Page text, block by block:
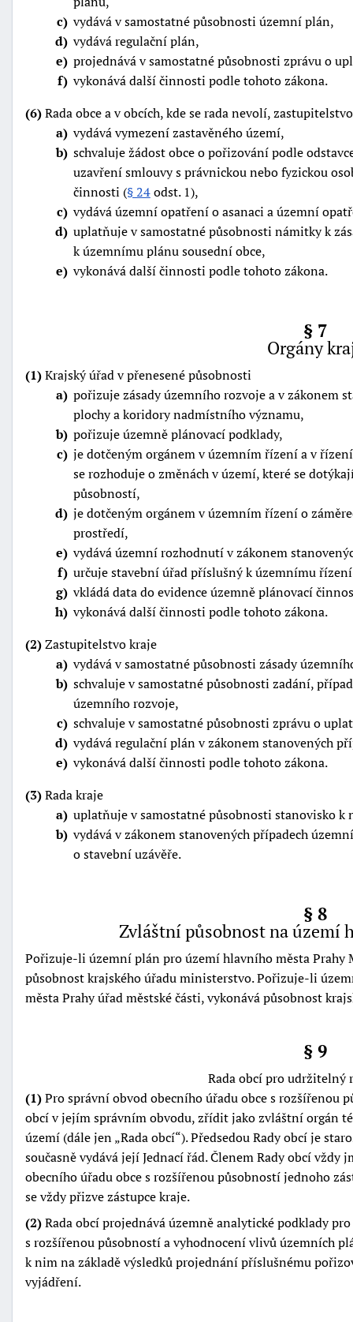
c vydává v samostatné působnosti územní plán,
d vydává regulační plán,
e projednává v samostatné působnosti zprávu o
f vykonává další činnosti podle tohoto zákona.
(6)Rada obce a v obcích, kde se rada nevolí,
a vydává vymezení zastavěného území,
b schvaluje žádost obce o pořizování podle
uzavření smlouvy s právnickou nebo fyzickou
činnosti (§ 24odst. 1),
c vydává územní opatření o asanaci a územní
d uplatňuje v samostatné působnosti námitky k
k územnímu plánu sousední obce,
e vykonává další činnosti podle tohoto zákona.
§ 7
Orgány
(1)Krajský úřad v přenesené působnosti
a pořizuje zásady územního rozvoje a v zákonem
plochy a koridory nadmístního významu,
b pořizuje územně plánovací podklady,
c je dotčeným orgánem v územním řízení a v
se rozhoduje o změnách v území, které se
působností,
d je dotčeným orgánem v územním řízení o
prostředí,
e vydává územní rozhodnutí v zákonem
f určuje stavební úřad příslušný k územnímu
g vkládá data do evidence územně plánovací
h vykonává další činnosti podle tohoto zákona.
(2)Zastupitelstvo kraje
a vydává v samostatné působnosti zásady
b schvaluje v samostatné působnosti zadání,
územního rozvoje,
c schvaluje v samostatné působnosti zprávu o
d vydává regulační plán v zákonem stanovených
e vykonává další činnosti podle tohoto zákona.
(3)Rada kraje
a uplatňuje v samostatné působnosti stanovisko
b vydává v zákonem stanovených případech
o stavební uzávěře.
§ 8
Zvláštní působnost na území
Pořizuje-li územní plán pro území hlavního města Prahy
působnost krajského úřadu ministerstvo. Pořizuje-li
města Prahy úřad městské části, vykonává působnost
§ 9
Rada obcí pro udržitelný
(1)Pro správní obvod obecního úřadu obce s rozšířenou
obcí v jejím správním obvodu, zřídit jako zvláštní orgán
území (dále jen Rada obcí ). Předsedou Rady obcí je
současně vydává její Jednací řád. Členem Rady obcí
obecního úřadu obce s rozšířenou působností jednoho
se vždy přizve zástupce kraje.
(2)Rada obcí projednává územně analytické podklady
s rozšířenou působností a vyhodnocení vlivů územních
k nim na základě výsledků projednání příslušnému
vyjádření.